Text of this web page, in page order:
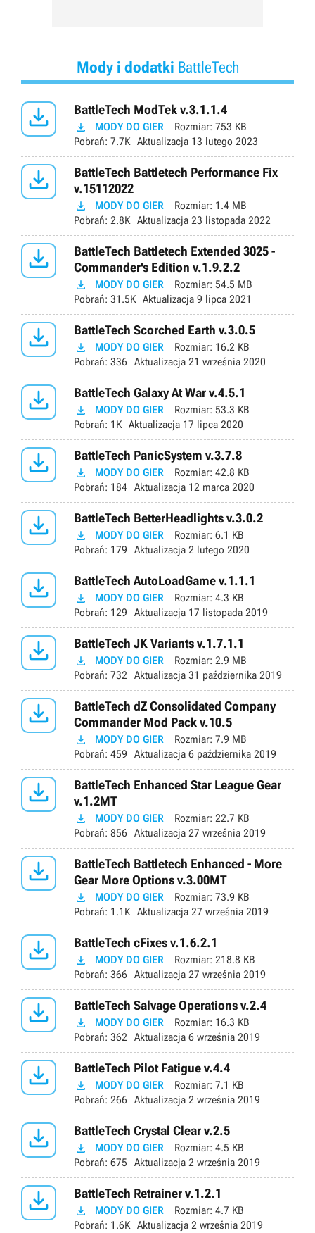
Mody i dodatki BattleTech
 BattleTech ModTek v.3.1.1.4
 MODY DO GIER Rozmiar: 753 KB
Pobrań: 7.7K Aktualizacja 13 lutego 2023

BattleTech Battletech Performance Fix
v.15112022
 MODY DO GIER Rozmiar: 1.4 MB
Pobrań: 2.8K Aktualizacja 23 listopada 2022

BattleTech Battletech Extended 3025 -
Commander's Edition v.1.9.2.2
 MODY DO GIER Rozmiar: 54.5 MB
Pobrań: 31.5K Aktualizacja 9 lipca 2021
 BattleTech Scorched Earth v.3.0.5
 MODY DO GIER Rozmiar: 16.2 KB
Pobrań: 336 Aktualizacja 21 września 2020
 BattleTech Galaxy At War v.4.5.1
 MODY DO GIER Rozmiar: 53.3 KB
Pobrań: 1K Aktualizacja 17 lipca 2020
 BattleTech PanicSystem v.3.7.8
 MODY DO GIER Rozmiar: 42.8 KB
Pobrań: 184 Aktualizacja 12 marca 2020
 BattleTech BetterHeadlights v.3.0.2
 MODY DO GIER Rozmiar: 6.1 KB
Pobrań: 179 Aktualizacja 2 lutego 2020
 BattleTech AutoLoadGame v.1.1.1
 MODY DO GIER Rozmiar: 4.3 KB
Pobrań: 129 Aktualizacja 17 listopada 2019
 BattleTech JK Variants v.1.7.1.1
 MODY DO GIER Rozmiar: 2.9 MB
Pobrań: 732 Aktualizacja 31 października 2019

BattleTech dZ Consolidated Company
Commander Mod Pack v.10.5
 MODY DO GIER Rozmiar: 7.9 MB
Pobrań: 459 Aktualizacja 6 października 2019

BattleTech Enhanced Star League Gear
v.1.2MT
 MODY DO GIER Rozmiar: 22.7 KB
Pobrań: 856 Aktualizacja 27 września 2019

BattleTech Battletech Enhanced - More
Gear More Options v.3.00MT
 MODY DO GIER Rozmiar: 73.9 KB
Pobrań: 1.1K Aktualizacja 27 września 2019
 BattleTech cFixes v.1.6.2.1
 MODY DO GIER Rozmiar: 218.8 KB
Pobrań: 366 Aktualizacja 27 września 2019
 BattleTech Salvage Operations v.2.4
 MODY DO GIER Rozmiar: 16.3 KB
Pobrań: 362 Aktualizacja 6 września 2019
 BattleTech Pilot Fatigue v.4.4
 MODY DO GIER Rozmiar: 7.1 KB
Pobrań: 266 Aktualizacja 2 września 2019
 BattleTech Crystal Clear v.2.5
 MODY DO GIER Rozmiar: 4.5 KB
Pobrań: 675 Aktualizacja 2 września 2019
 BattleTech Retrainer v.1.2.1
 MODY DO GIER Rozmiar: 4.7 KB
Pobrań: 1.6K Aktualizacja 2 września 2019